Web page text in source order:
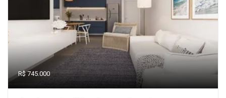
R$ 745.000